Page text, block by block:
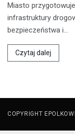
Miasto
infrastruktury
bezpieczeństwa i…
Czytaj dalej
COPYRIGHT